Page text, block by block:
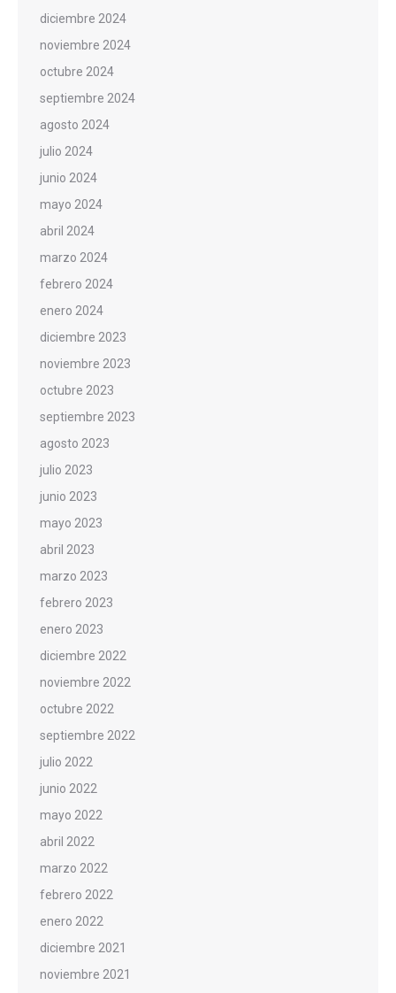
diciembre 2024
noviembre 2024
octubre 2024
septiembre 2024
agosto 2024
julio 2024
junio 2024
mayo 2024
abril 2024
marzo 2024
febrero 2024
enero 2024
diciembre 2023
noviembre 2023
octubre 2023
septiembre 2023
agosto 2023
julio 2023
junio 2023
mayo 2023
abril 2023
marzo 2023
febrero 2023
enero 2023
diciembre 2022
noviembre 2022
octubre 2022
septiembre 2022
julio 2022
junio 2022
mayo 2022
abril 2022
marzo 2022
febrero 2022
enero 2022
diciembre 2021
noviembre 2021